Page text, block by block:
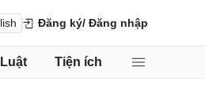
Đăng ký/ Đăng nhập
Tiện ích